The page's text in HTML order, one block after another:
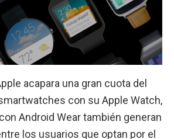
acapara una gran cuota del
con su Apple Watch,
Android Wear también generan
los usuarios que optan por el